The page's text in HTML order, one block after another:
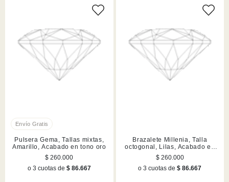
Pulsera Gema, Tallas mixtas,
Amarillo, Acabado en tono oro
$ 260.000
o 3 cuotas de $ 86.667
Brazalete Millenia, Talla
octogonal, Lilas, Acabado en
tono oro
$ 260.000
o 3 cuotas de$ 86.667